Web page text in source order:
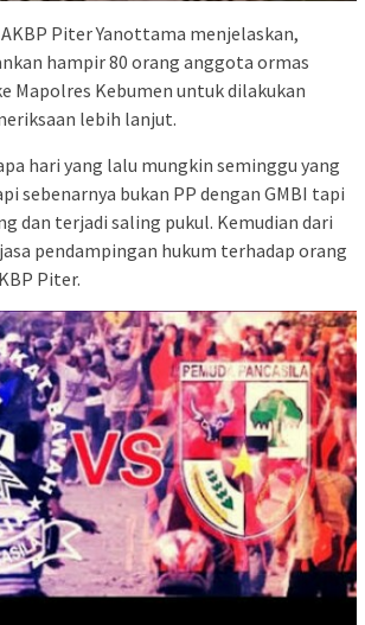
Piter Yanottama menjelaskan,
hampir 80 orang anggota ormas
Mapolres Kebumen untuk dilakukan
lebih lanjut.
hari yang lalu mungkin seminggu yang
sebenarnya bukan PP dengan GMBI tapi
dan terjadi saling pukul. Kemudian dari
pendampingan hukum terhadap orang
Piter.